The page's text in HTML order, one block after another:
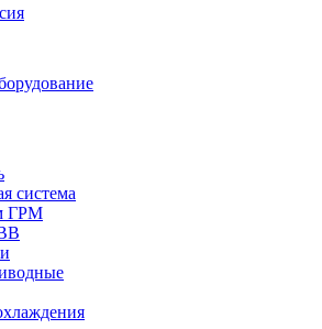
система
ГРМ